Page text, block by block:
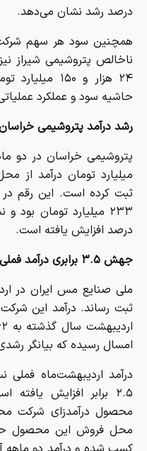
۲۴ هزار و ۱۵۰
حاشیه سود و عملکرد
رشد درآمد پتروشیمی
میلیارد تومان درآمد از
درصد افزایش یافته است.
جهش۳.۵برابری درآمد فملی
امسال رسیده که بیانگر رشدی بیش از ۳.۵
درآمد اردیبهشت‌ماه فملی
۲.۵ برابر افزایش
محصول درآمدزای شرکت
است. همچنین میانگین
نسبت به مدت مشابه سال گذشته ۱۴۹ درصد رشد